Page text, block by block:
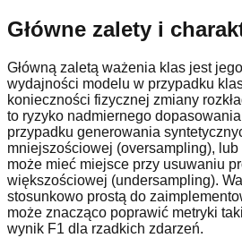
Główne zalety i
Główną zaletą ważenia klas jest
wydajności modelu w przypadku
konieczności fizycznej zmiany
to ryzyko nadmiernego
przypadku generowania
mniejszościowej (oversampling), lub
może mieć miejsce przy usuwaniu
większościowej (undersampling).
stosunkowo prostą do
może znacząco poprawić metryki
wynik F1 dla rzadkich zdarzeń.